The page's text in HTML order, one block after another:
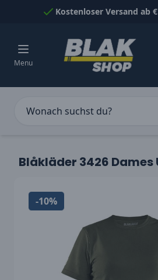
Skip to ContentKostenloser Versand ab
Menu
Blåkläder 3426
-10%